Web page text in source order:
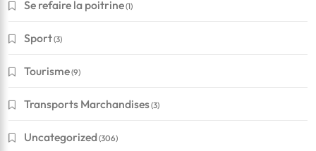
Se refaire la poitrine(1)
Sport(3)
Tourisme(9)
Transports Marchandises(3)
Uncategorized(306)
Conseils pour réussir à obtenir un crédit en Suisse
Mai 8, 2020